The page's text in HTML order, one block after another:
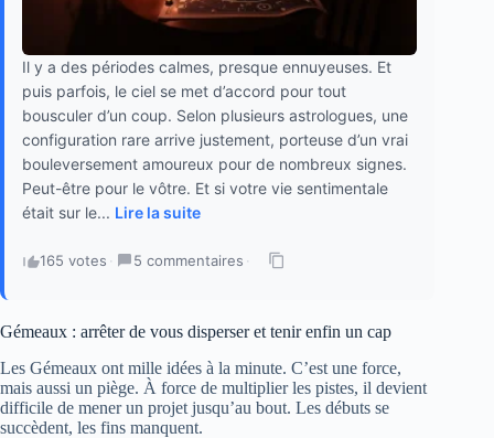
Il y a des périodes calmes, presque ennuyeuses. Et
puis parfois, le ciel se met d’accord pour tout
bousculer d’un coup. Selon plusieurs astrologues, une
configuration rare arrive justement, porteuse d’un vrai
bouleversement amoureux pour de nombreux signes.
Peut-être pour le vôtre. Et si votre vie sentimentale
était sur le... Lire la suite
165 votes · 5 commentaires ·
Gémeaux : arrêter de vous disperser et tenir enfin un cap
Les Gémeaux ont mille idées à la minute. C’est une force,
mais aussi un piège. À force de multiplier les pistes, il devient
difficile de mener un projet jusqu’au bout. Les débuts se
succèdent, les fins manquent.